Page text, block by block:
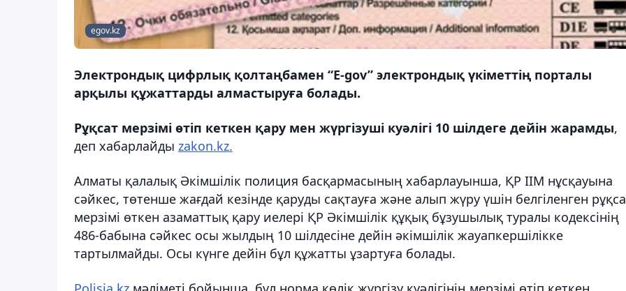
egov.kz
Электрондық цифрлық қолтаңбамен “E-gov” электрондық үкіметтің порталы
арқылы құжаттарды алмастыруға болады.
Рұқсат мерзімі өтіп кеткен қару мен жүргізуші куәлігі 10 шілдеге дейін жарамды,
деп хабарлайды zakon.kz.
Алматы қалалық Әкімшілік полиция басқармасының хабарлауынша, ҚР ІІМ нұсқауына
сәйкес, төтенше жағдай кезінде қаруды сақтауға және алып жүру үшін белгіленген рұқса
мерзімі өткен азаматтық қару иелері ҚР Әкімшілік құқық бұзушылық туралы кодексінің
486-бабына сәйкес осы жылдың 10 шілдесіне дейін әкімшілік жауапкершілікке
тартылмайды. Осы күнге дейін бұл құжатты ұзартуға болады.